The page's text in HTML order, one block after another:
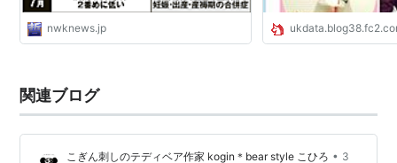
nwknews.jp
関連ブログ
こぎん刺しのテディベア作家 kogin＊bear style こひろ • 3